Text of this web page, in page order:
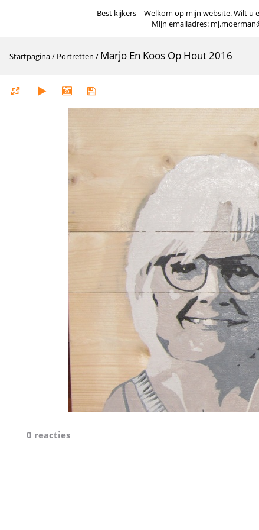
Best kijkers – Welkom op mijn website. Wilt
Mijn emailadres:
Startpagina/ Portretten / Marjo En Koos Op Hout 2016
0 reacties